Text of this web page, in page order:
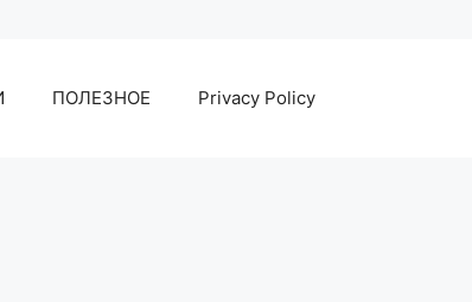
ПОЛЕЗНОЕ Privacy Policy